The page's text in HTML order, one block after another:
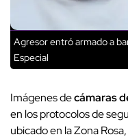
Agresor entró armado a
Especial
Imágenes decámaras
en los protocolos de
ubicado en la Zona